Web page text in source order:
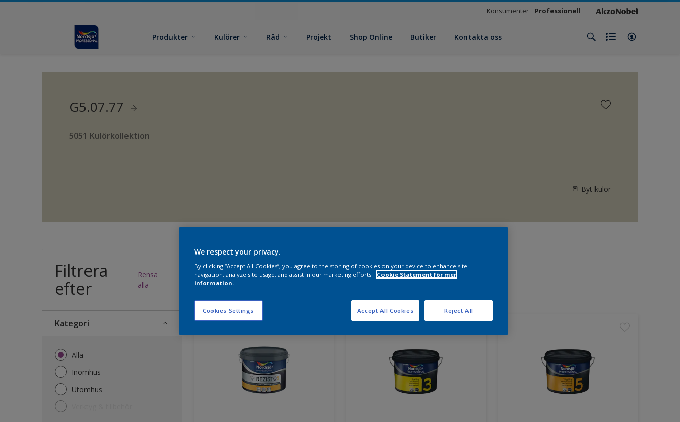
Konsumenter Professionell
Produkter Kulörer Råd Projekt Shop Online Butiker Kontakta oss
G5.07.77
5051 Kulörkollektion
Byt kulör
Filtrera
efter
Rensa
alla
Kategori
Alla
Inomhus
Utomhus
Vilka produkter behöver du?
34produkter hittade
We respect your privacy.
By clicking “Accept All Cookies”, you agree to the storing of cookies on your device to enhance site
navigation, analyze site usage, and assist in our marketing efforts.
Cookie Statement för mer
information.
Cookies Settings Reject All
Accept All Cookies